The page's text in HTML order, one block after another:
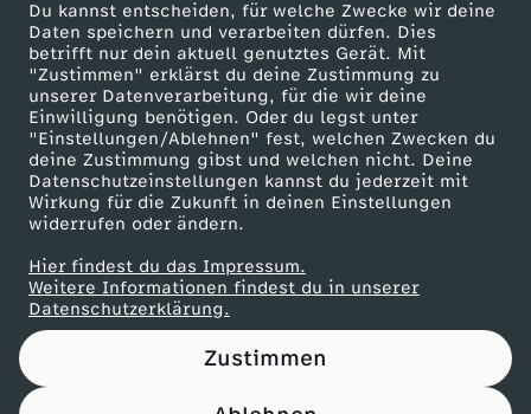
Du kannst entscheiden, für welche Zwecke wir deine
Daten speichern und verarbeiten dürfen. Dies
betrifft nur dein aktuell genutztes Gerät. Mit
"Zustimmen" erklärst du deine Zustimmung zu
unserer Datenverarbeitung, für die wir deine
Einwilligung benötigen. Oder du legst unter
"Einstellungen/Ablehnen" fest, welchen Zwecken du
deine Zustimmung gibst und welchen nicht. Deine
Datenschutzeinstellungen kannst du jederzeit mit
Wirkung für die Zukunft in deinen Einstellungen
widerrufen oder ändern.
Hier findest du das Impressum.
Weitere Informationen findest du in unserer
Datenschutzerklärung.
Zustimmen
d
e
r
A
m
p
ZDF goes Schule
Werbefernsehen
Mainzelmännchen
Partner